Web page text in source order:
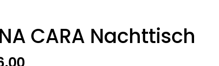
CARA Nachttisch